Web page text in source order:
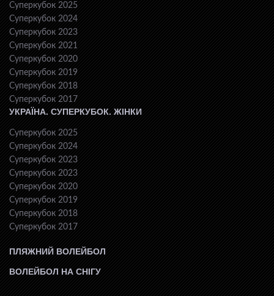
Суперкубок 2025
Суперкубок 2024
Суперкубок 2023
Суперкубок 2021
Суперкубок 2020
Суперкубок 2019
Суперкубок 2018
Суперкубок 2017
УКРАЇНА. СУПЕРКУБОК. ЖІНКИ
Суперкубок 2025
Суперкубок 2024
Суперкубок 2023
Суперкубок 2023
Суперкубок 2020
Суперкубок 2019
Суперкубок 2018
Суперкубок 2017
ПЛЯЖНИЙ ВОЛЕЙБОЛ
ВОЛЕЙБОЛ НА СНІГУ